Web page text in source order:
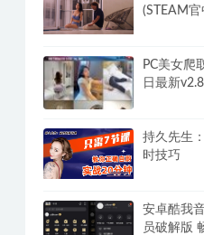
(STEAM
PC美女爬
日最新v2.8
持久先生
时技巧
安卓酷我
员破解版